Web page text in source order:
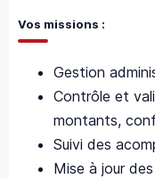
Vos missions :
Gestion
Contrôle et
montants,
Suivi des
Mise à jour